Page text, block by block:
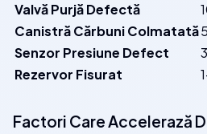
Valvă Purjă Defectă
Canistră Cărbuni Colmatată
Senzor Presiune Defect
Rezervor Fisurat
Factori Care Accelerază